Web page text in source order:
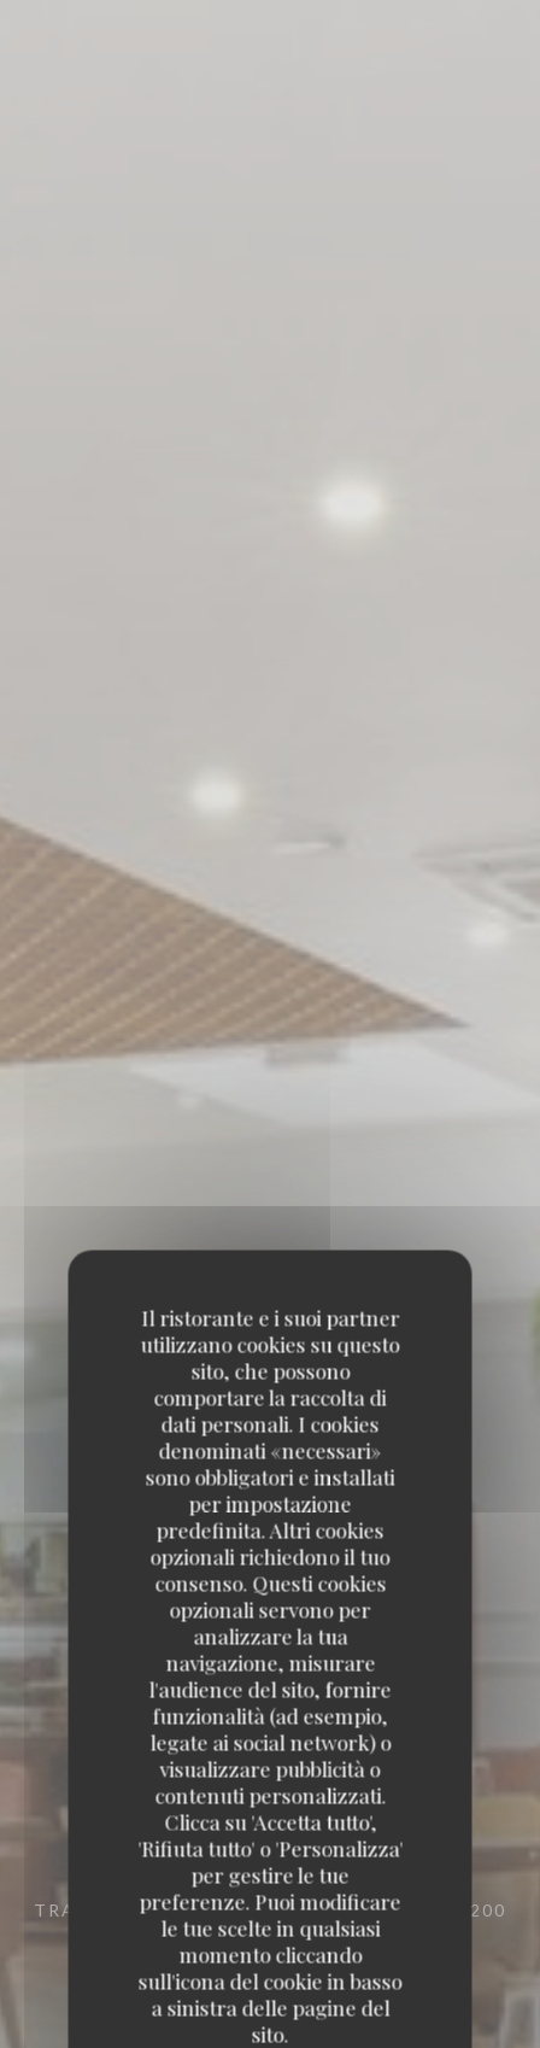
Il ristorante e i suoi partner
utilizzano cookies su questo
sito, che possono
comportare la raccolta di
dati personali. I cookies
denominati «necessari»
sono obbligatori e installati
per impostazione
predefinita. Altri cookies
opzionali richiedono il tuo
consenso. Questi cookies
opzionali servono per
analizzare la tua
navigazione, misurare
l'audience del sito, fornire
funzionalità (ad esempio,
legate ai social network) o
visualizzare pubblicità o
contenuti personalizzati.
Clicca su 'Accetta tutto',
'Rifiuta tutto' o 'Personalizza'
per gestire le tue
preferenze. Puoi modificare
le tue scelte in qualsiasi
momento cliccando
sull'icona del cookie in basso
a sinistra delle pagine del
sito.
TRATTORIA
3 AVENUE DE LA DURANCE 78200
BUCHELAY